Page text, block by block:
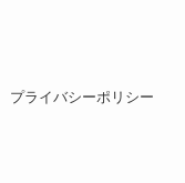
プライバシーポリシー